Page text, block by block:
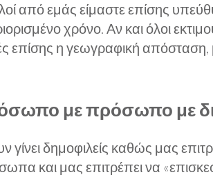
από εμάς είμαστε επίσης
χρόνο. Αν και όλοι
επίσης η γεωγραφική απόσταση,
με πρόσωπο με
γίνει δημοφιλείς καθώς μας
και μας επιτρέπει να